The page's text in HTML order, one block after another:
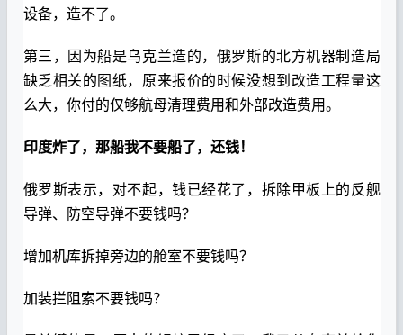
设备，造不了。
第三，因为船是乌克兰造的，俄罗斯的北方机器制造局
缺乏相关的图纸，原来报价的时候没想到改造工程量这
么大，你付的仅够航母清理费用和外部改造费用。
印度炸了，那船我不要船了，还钱！
俄罗斯表示，对不起，钱已经花了，拆除甲板上的反舰
导弹、防空导弹不要钱吗？
增加机库拆掉旁边的舱室不要钱吗？
加装拦阻索不要钱吗？